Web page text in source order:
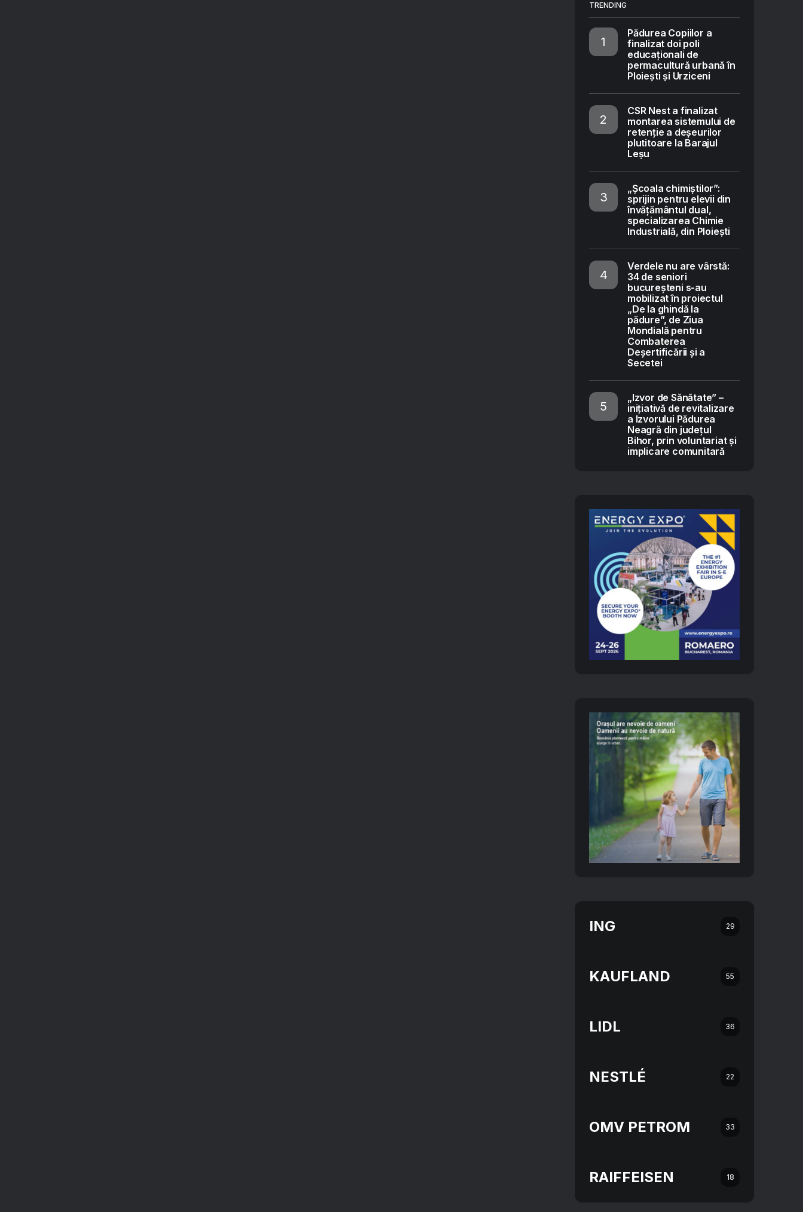
TRENDING
Pădurea Copiilor a
finalizat doi poli
educaționali de
permacultură urbană în
Ploiești și Urziceni
CSR Nest a finalizat
montarea sistemului de
retenție a deșeurilor
plutitoare la Barajul
Leșu
„Școala chimiștilor”:
sprijin pentru elevii din
învățământul dual,
specializarea Chimie
Industrială, din Ploiești
Verdele nu are vârstă:
34 de seniori
bucureșteni s-au
mobilizat în proiectul
„De la ghindă la
pădure”, de Ziua
Mondială pentru
Combaterea
Deșertificării și a
Secetei
„Izvor de Sănătate” –
inițiativă de revitalizare
a Izvorului Pădurea
Neagră din județul
Bihor, prin voluntariat și
implicare comunitară
ING 29
KAUFLAND 55
LIDL 36
NESTLÉ 22
OMV PETROM 33
RAIFFEISEN 18